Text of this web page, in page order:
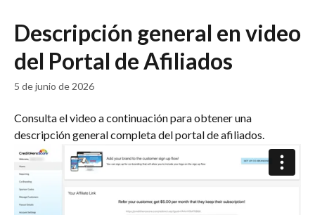
Descripción general en video
del Portal de Afiliados
5 de junio de 2026
Consulta el video a continuación para obtener una
descripción general completa del portal de afiliados.